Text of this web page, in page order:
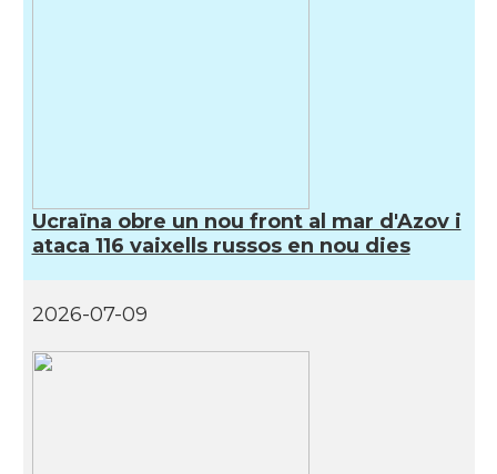
Ucraïna obre un nou front al mar d'Azov i
ataca 116 vaixells russos en nou dies
2026-07-09